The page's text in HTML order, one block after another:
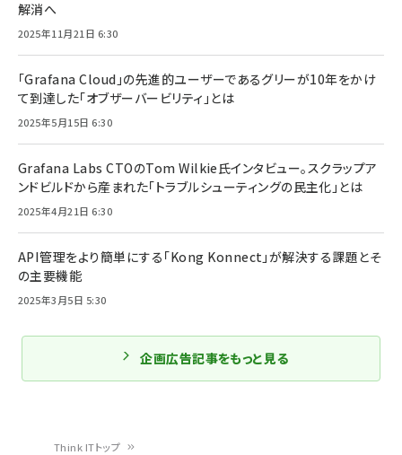
Think ITトップ
解消へ
2025年11月21日 6:30
「Grafana Cloud」の先進的ユーザーであるグリーが10年をかけ
て到達した「オブザーバービリティ」とは
2025年5月15日 6:30
Grafana Labs CTOのTom Wilkie氏インタビュー。スクラップア
ンドビルドから産まれた「トラブルシューティングの民主化」とは
2025年4月21日 6:30
API管理をより簡単にする「Kong Konnect」が解決する課題とそ
の主要機能
2025年3月5日 5:30
企画広告記事をもっと見る